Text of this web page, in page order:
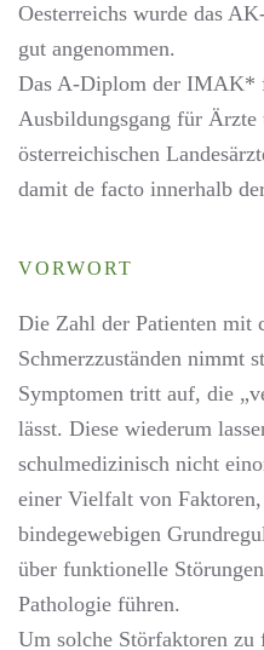
Oesterreichs wurde das
gut angenommen.
Das A-Diplom der IMAK*
Ausbildungsgang für
österreichischen
damit de facto innerhalb
VORWORT
Die Zahl der Patienten mit
Schmerzzuständen nimmt
Symptomen tritt auf, die
lässt. Diese wiederum
schulmedizinisch nicht
einer Vielfalt von
bindegewebigen
über funktionelle
Pathologie führen.
Um solche Störfaktoren